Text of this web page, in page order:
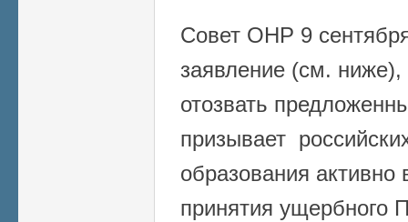
Совет ОНР 9
заявление (см.
отозвать
призывает
образования активно
принятия ущербного